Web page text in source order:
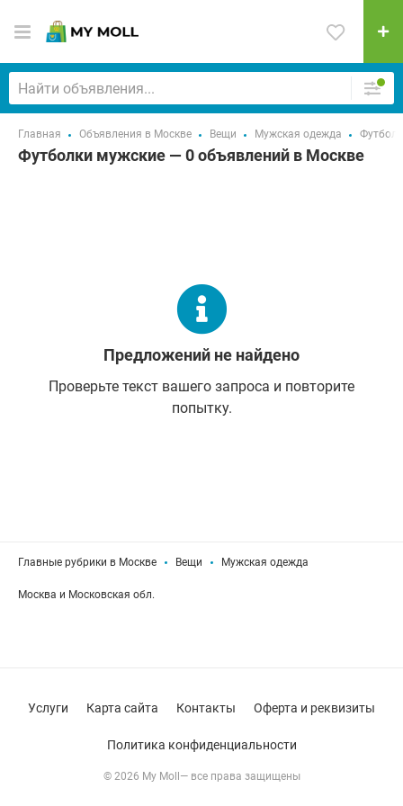
Главная Объявления в Москве Вещи Мужская одежда
Футболки мужские — 0 объявлений в Москве
Предложений не найдено
Проверьте текст вашего запроса и повторите
попытку.
Главные рубрики в Москве Вещи Мужская одежда
Москва и Московская обл.
© 2026 My Moll— все права защищены
Услуги Карта сайта Контакты Оферта и реквизиты
Политика конфиденциальности